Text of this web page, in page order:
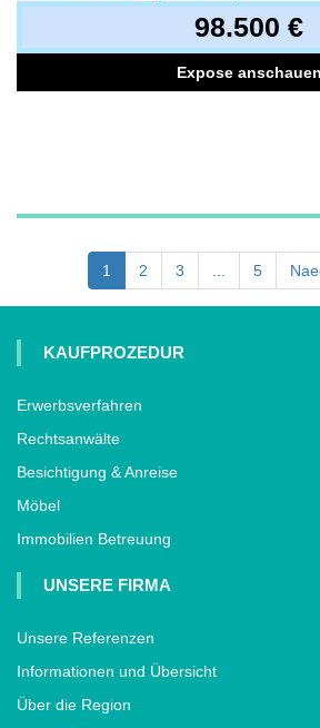
98.500 €
Expose anschauen
1 2 3 5
KAUFPROZEDUR
Erwerbsverfahren
Rechtsanwälte
Besichtigung & Anreise
Möbel
Immobilien Betreuung
UNSERE FIRMA
Unsere Referenzen
Informationen und Übersicht
Über die Region